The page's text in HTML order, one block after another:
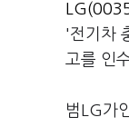
'전기차
고를 인
범LG가